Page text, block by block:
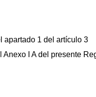
apartado 1 del artículo 3
I A del presente